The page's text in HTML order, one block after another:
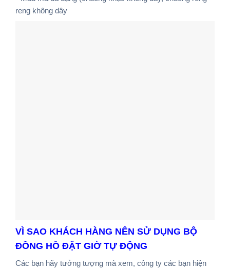
reng không dây
VÌ SAO KHÁCH HÀNG NÊN SỬ DỤNG BỘ
ĐỒNG HỒ ĐẶT GIỜ TỰ ĐỘNG
Các bạn hãy tưởng tượng mà xem, công ty các bạn hiện